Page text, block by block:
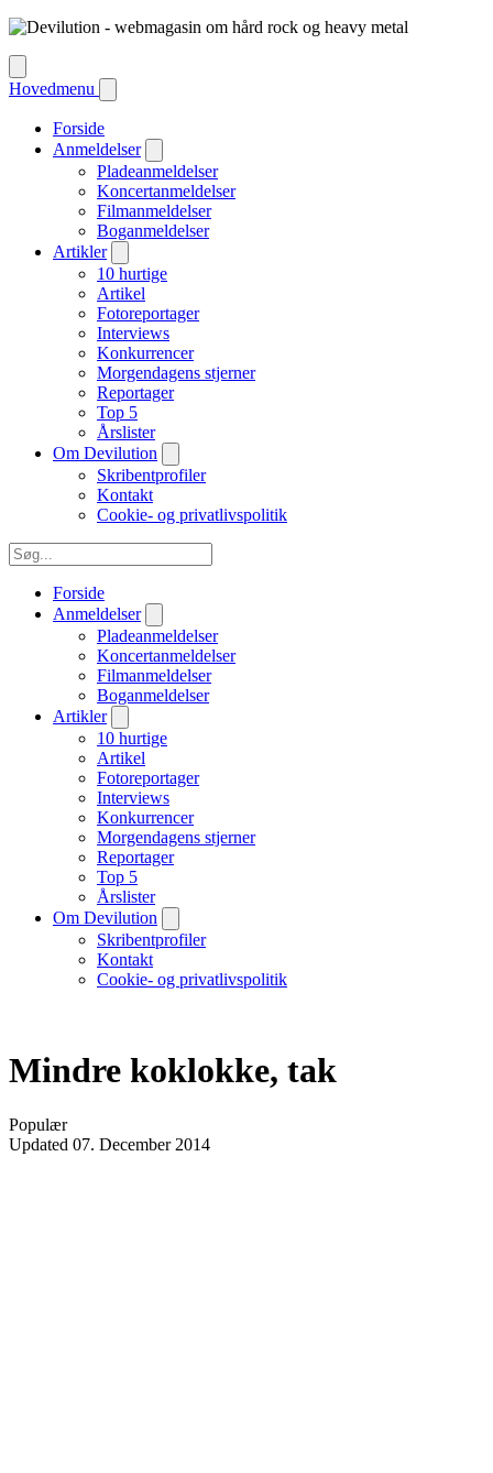
Hovedmenu
Forside
Anmeldelser
Pladeanmeldelser
Koncertanmeldelser
Filmanmeldelser
Boganmeldelser
Artikler
10 hurtige
Artikel
Fotoreportager
Interviews
Konkurrencer
Morgendagens stjerner
Reportager
Top 5
Årslister
Om Devilution
Skribentprofiler
Kontakt
Cookie- og privatlivspolitik
Forside
Anmeldelser
Pladeanmeldelser
Koncertanmeldelser
Filmanmeldelser
Boganmeldelser
Artikler
10 hurtige
Artikel
Fotoreportager
Interviews
Konkurrencer
Morgendagens stjerner
Reportager
Top 5
Årslister
Om Devilution
Skribentprofiler
Kontakt
Cookie- og privatlivspolitik
Mindre koklokke, tak
Populær
Updated 07. December 2014